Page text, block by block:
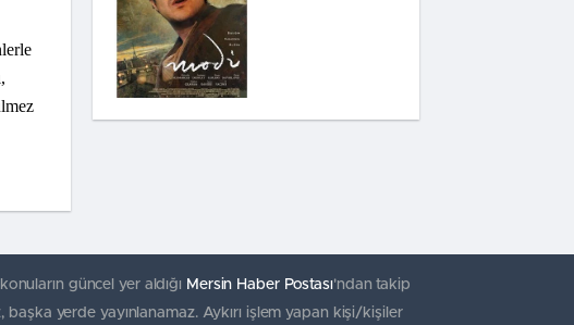
güncel yer aldığı Mersin Haber Postası'ndan takip
yerde yayınlanamaz. Aykırı işlem yapan kişi/kişiler